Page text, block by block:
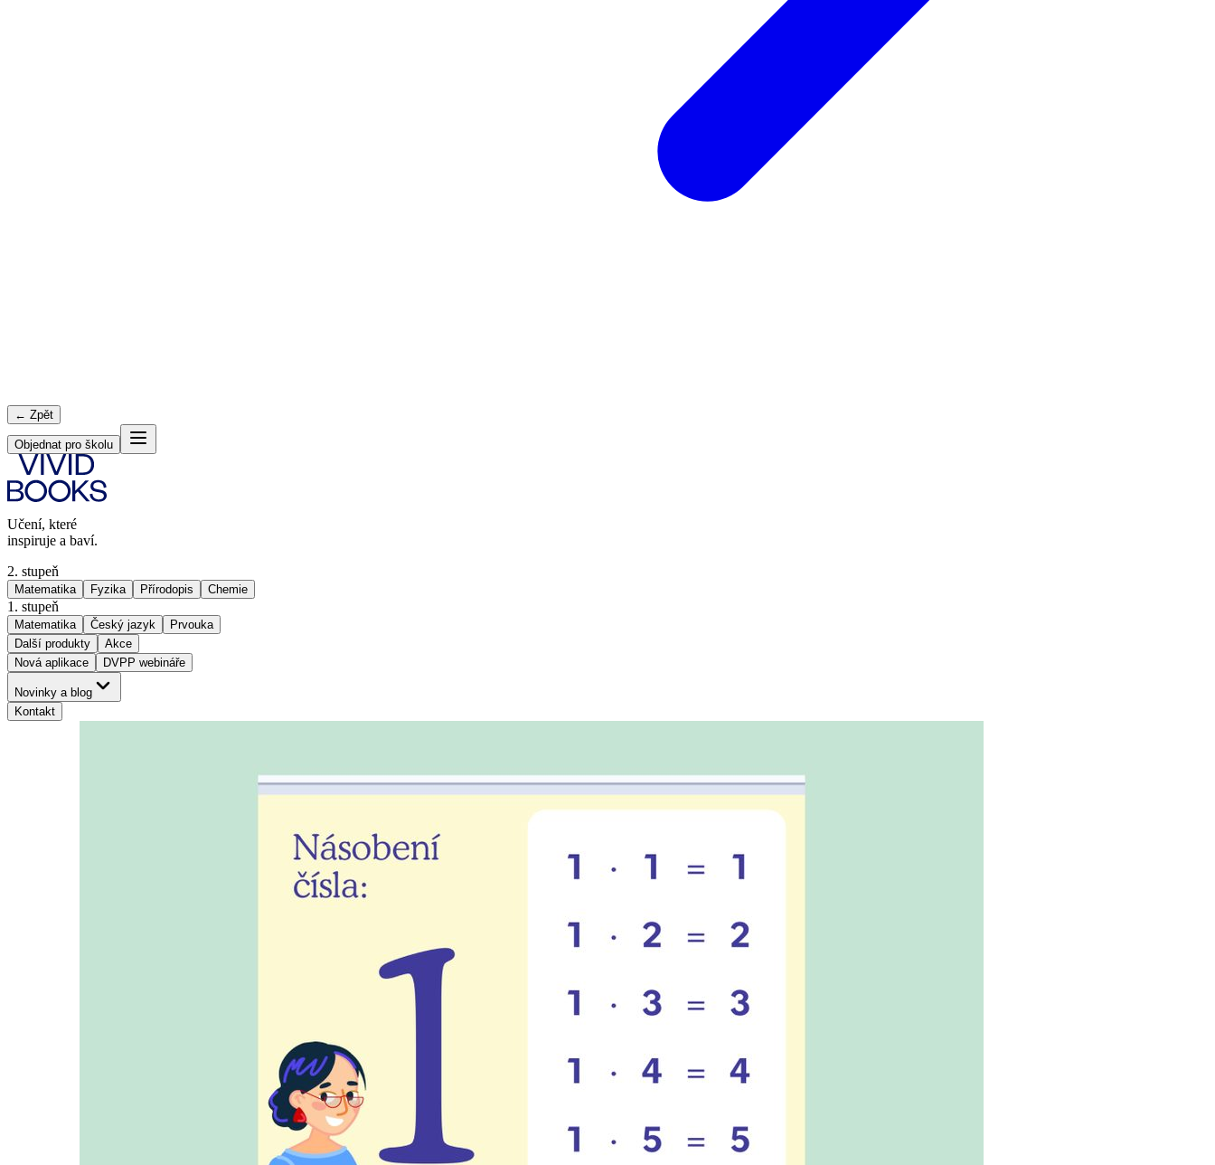
← Zpět
Objednat pro školu
Učení, které
inspiruje a baví.
2. stupeň
Matematika Fyzika Přírodopis Chemie
1. stupeň
Matematika Český jazyk
Prvouka
Další produkty
Akce
Nová aplikace
DVPP webináře
Novinky a blog
Kontakt